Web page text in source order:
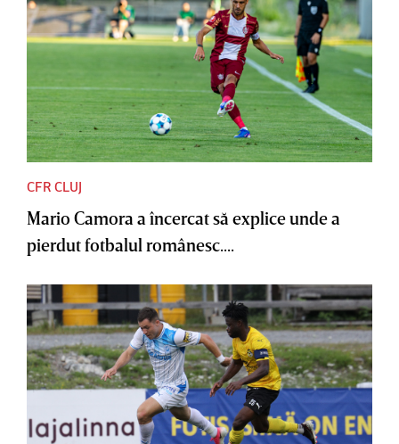
CFR CLUJ
Mario Camora a încercat să explice unde a
pierdut fotbalul românesc....